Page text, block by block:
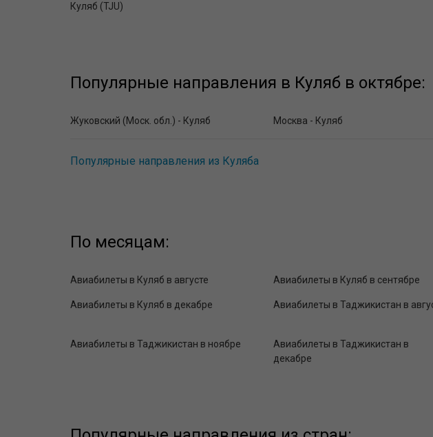
Куляб (TJU)
Популярные направления в Куляб в октябре:
Жуковский (Моск. обл.) - Куляб Москва - Куляб
Популярные направления из Куляба
По месяцам:
Авиабилеты в Куляб в августе Авиабилеты в Куляб в сентябре
Авиабилеты в Куляб в декабре Авиабилеты в Таджикистан в
Авиабилеты в Таджикистан в ноябре
Авиабилеты в Таджикистан в
декабре